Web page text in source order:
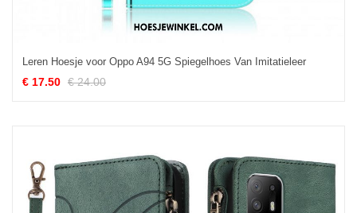
Leren Hoesje voor Oppo A94 5G Spiegelhoes Van Imitatieleer
€ 17.50 € 24.00